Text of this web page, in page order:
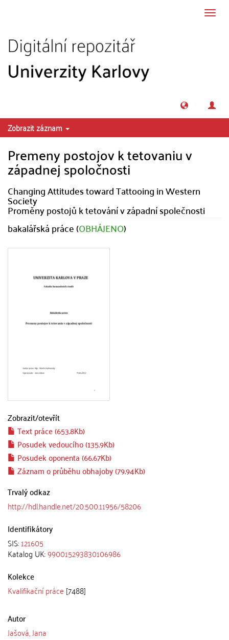
Zobrazit záznam
Premeny postojov k tetovaniu v
západnej spoločnosti
Changing Attitudes toward Tattooing in Western
Society
Proměny postojů k tetování v západní společnosti
bakalářská práce (OBHÁJENO)
Zobrazit/otevřít
Text práce (653.8Kb)
Posudek vedoucího (135.9Kb)
Posudek oponenta (66.67Kb)
Záznam o průběhu obhajoby (79.94Kb)
Trvalý odkaz
http://hdl.handle.net/20.500.11956/58206
Identifikátory
SIS:121605
Katalog UK:990015293830106986
Kolekce
Kvalifikační práce [7488]
Autor
Jašová, Jana